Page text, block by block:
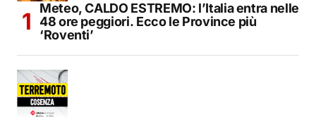
Meteo, CALDO ESTREMO: l’Italia entra nelle
48 ore peggiori. Ecco le Province più
‘Roventi’